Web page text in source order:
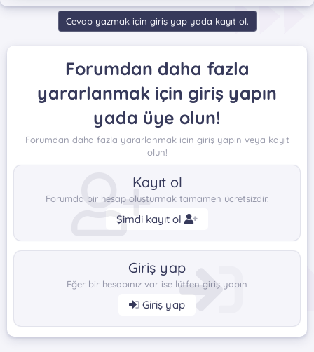
Cevap yazmak için giriş yap yada kayıt ol.
Forumdan daha fazla
yararlanmak için giriş yapın
yada üye olun!
Forumdan daha fazla yararlanmak için giriş yapın veya kayıt
olun!
Kayıt ol
Forumda bir hesap oluşturmak tamamen ücretsizdir.
Şimdi kayıt ol
Giriş yap
Eğer bir hesabınız var ise lütfen giriş yapın
Giriş yap